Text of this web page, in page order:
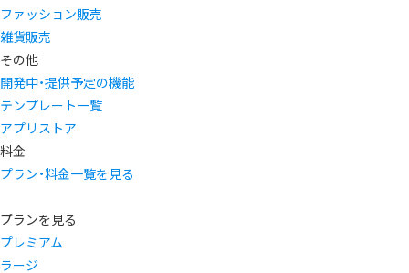
ファッション販売
雑貨販売
その他
開発中・提供予定の機能
テンプレート一覧
アプリストア
料金
プラン・料金一覧を見る
プランを見る
プレミアム
ラージ